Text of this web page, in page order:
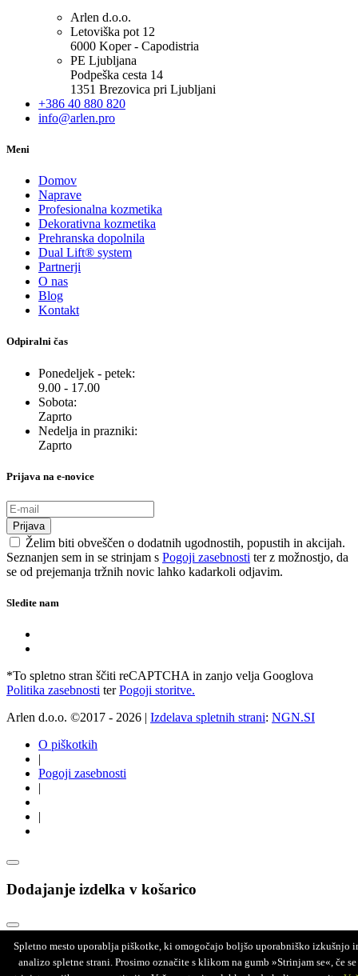
Arlen d.o.o.
Letoviška pot 12
6000 Koper - Capodistria
PE Ljubljana
Podpeška cesta 14
1351 Brezovica pri Ljubljani
+386 40 880 820
info@arlen.pro
Meni
Domov
Naprave
Profesionalna kozmetika
Dekorativna kozmetika
Prehranska dopolnila
Dual Lift® system
Partnerji
O nas
Blog
Kontakt
Odpiralni čas
Ponedeljek - petek:
9.00 - 17.00
Sobota:
Zaprto
Nedelja in prazniki:
Zaprto
Prijava na e-novice
Prijava
Želim biti obveščen o dodatnih ugodnostih, popustih in akcijah.
Seznanjen sem in se strinjam s Pogoji zasebnosti ter z možnostjo, da
se od prejemanja tržnih novic lahko kadarkoli odjavim.
Sledite nam
*To spletno stran ščiti reCAPTCHA in zanjo velja Googlova
Politika zasebnosti terPogoji storitve.
Arlen d.o.o. ©2017 - 2026 | Izdelava spletnih strani: NGN.SI
O piškotkih
|
Pogoji zasebnosti
|
|
Dodajanje izdelka v košarico
Opozorilo
Spletno mesto uporablja piškotke, ki omogočajo boljšo uporabniško izkušnjo
analizo spletne strani. Prosimo označite s klikom na gumb »Strinjam se«, če se